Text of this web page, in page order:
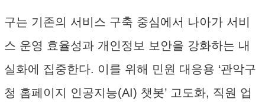
구는 기존의 서비스 구축 중심에서 나아가 서비
스 운영 효율성과 개인정보 보안을 강화하는 내
실화에 집중한다. 이를 위해 민원 대응용 ‘관악구
청 홈페이지 인공지능(AI) 챗봇’ 고도화, 직원 업